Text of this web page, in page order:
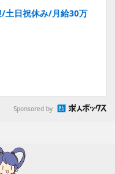
土日祝休み/月給30万
Sponsored by